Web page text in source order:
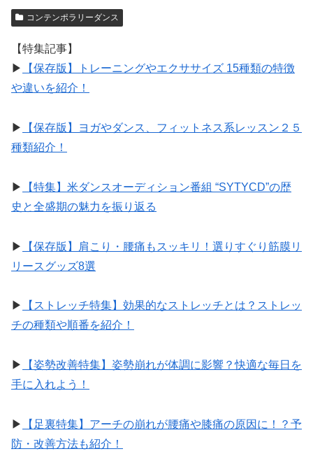
コンテンポラリーダンス
【特集記事】
▶︎
【保存版】トレーニングやエクササイズ 15種類の特徴
や違いを紹介！
▶︎
【保存版】ヨガやダンス、フィットネス系レッスン２５
種類紹介！
▶︎
【特集】米ダンスオーディション番組 “SYTYCD”の歴
史と全盛期の魅力を振り返る
▶︎
【保存版】肩こり・腰痛もスッキリ！選りすぐり筋膜リ
リースグッズ8選
▶︎
【ストレッチ特集】効果的なストレッチとは？ストレッ
チの種類や順番を紹介！
▶︎
【姿勢改善特集】姿勢崩れが体調に影響？快適な毎日を
手に入れよう！
▶︎
【足裏特集】アーチの崩れが腰痛や膝痛の原因に！？予
防・改善方法も紹介！